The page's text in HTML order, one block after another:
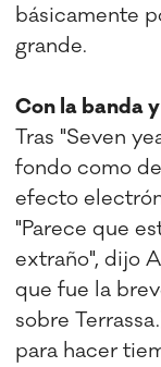
básicamente
grande.
Con la banda
Tras "Seven
fondo como
efecto
"Parece que
extraño", dijo
que fue la
sobre
para hacer